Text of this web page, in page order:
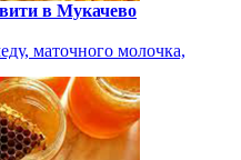
в Мукачево
маточного молочка,